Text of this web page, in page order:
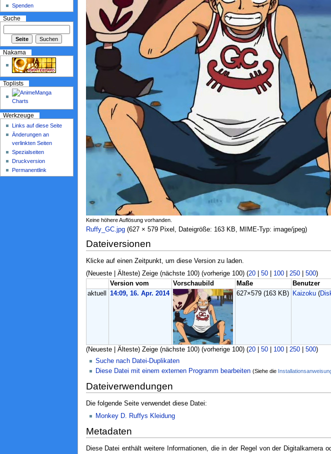
Keine höhere Auflösung vorhanden.
Ruffy_GC.jpg‎ (627 × 579 Pixel, Dateigröße: 163 KB, MIME-Typ: image/jpeg)
Dateiversionen
Klicke auf einen Zeitpunkt, um diese Version zu laden.
(Neueste | Älteste) Zeige (nächste 100) (vorherige 100) (20| 50| 100| 250| 500)
Version vom
Vorschaubild Maße Benutzer
aktuell
14:09, 16. Apr. 2014 627×579(163 KB) Kaizoku (
(Neueste | Älteste) Zeige (nächste 100) (vorherige 100) (20| 50| 100| 250| 500)
Suche nach Datei-Duplikaten
Diese Datei mit einem externen Programm bearbeiten (Siehe die
Dateiverwendungen
Die folgende Seite verwendet diese Datei:
Monkey D. Ruffys Kleidung
Metadaten
Diese Datei enthält weitere Informationen, die in der Regel von der Digitalkamera
Spenden
Suche
Nakama
Toplists
Werkzeuge
Links auf diese Seite
Änderungen an
verlinkten Seiten
Spezialseiten
Druckversion
Permanentlink